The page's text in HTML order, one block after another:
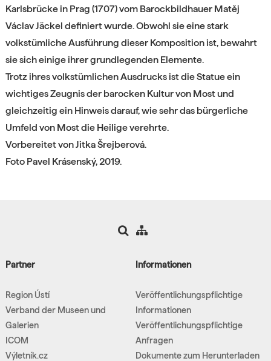
Karlsbrücke in Prag (1707) vom Barockbildhauer Matěj
Václav Jäckel definiert wurde. Obwohl sie eine stark
volkstümliche Ausführung dieser Komposition ist, bewahrt
sie sich einige ihrer grundlegenden Elemente.
Trotz ihres volkstümlichen Ausdrucks ist die Statue ein
wichtiges Zeugnis der barocken Kultur von Most und
gleichzeitig ein Hinweis darauf, wie sehr das bürgerliche
Umfeld von Most die Heilige verehrte.
Vorbereitet von Jitka Šrejberová.
Foto Pavel Krásenský, 2019.
Partner
Region Ústí
Verband der Museen und
Galerien
ICOM
Výletník.cz
Informationen
Veröffentlichungspflichtige
Informationen
Veröffentlichungspflichtige
Anfragen
Dokumente zum Herunterladen